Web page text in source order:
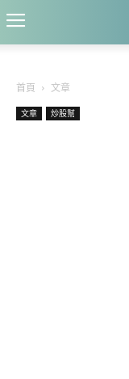
首頁 文章
文章 炒股幫